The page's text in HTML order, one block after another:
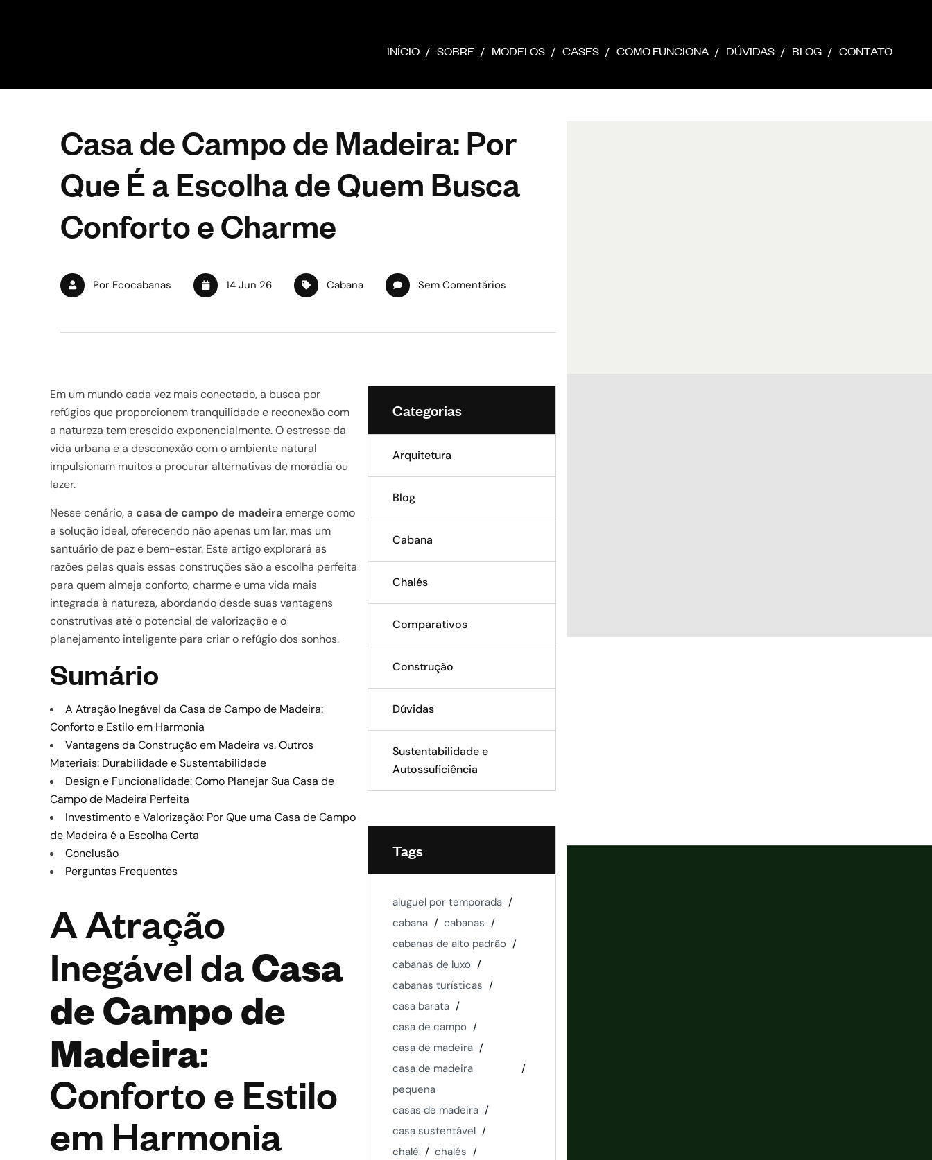
INÍCIO SOBRE MODELOS CASES COMO FUNCIONA DÚVIDAS BLOG CONTATO
Casa de Campo de Madeira: Por
Que É a Escolha de Quem Busca
Conforto e Charme
Por Ecocabanas 14 Jun 26 Cabana Sem Comentários
Em um mundo cada vez mais conectado, a busca por
refúgios que proporcionem tranquilidade e reconexão com
a natureza tem crescido exponencialmente. O estresse da
vida urbana e a desconexão com o ambiente natural
impulsionam muitos a procurar alternativas de moradia ou
lazer.
Nesse cenário, a casa de campo de madeiraemerge como
a solução ideal, oferecendo não apenas um lar, mas um
santuário de paz e bem-estar. Este artigo explorará as
razões pelas quais essas construções são a escolha perfeita
para quem almeja conforto, charme e uma vida mais
integrada à natureza, abordando desde suas vantagens
construtivas até o potencial de valorização e o
planejamento inteligente para criar o refúgio dos sonhos.
Sumário
A Atração Inegável da Casa de Campo de Madeira:
Conforto e Estilo em Harmonia
Vantagens da Construção em Madeira vs. Outros
Materiais: Durabilidade e Sustentabilidade
Design e Funcionalidade: Como Planejar Sua Casa de
Campo de Madeira Perfeita
Investimento e Valorização: Por Que uma Casa de Campo
de Madeira é a Escolha Certa
Conclusão
Perguntas Frequentes
A Atração
Inegável daCasa
de Campo de
Madeira:
Conforto e Estilo
em Harmonia
Categorias
Arquitetura
Blog
Cabana
Chalés
Comparativos
Construção
Dúvidas
Sustentabilidade e
Autossuficiência
Tags
aluguel por temporada
cabana
cabanas
cabanas de alto padrão
cabanas de luxo
cabanas turísticas
casa barata
casa de campo
casa de madeira
casa de madeira
pequena
casas de madeira
casa sustentável
chalé
chalés